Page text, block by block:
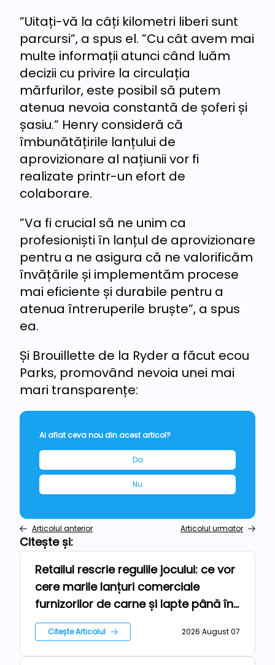
”Uitați-vă la câți kilometri liberi sunt
parcursi”, a spus el. ”Cu cât avem mai
multe informații atunci când luăm
decizii cu privire la circulația
mărfurilor, este posibil să putem
atenua nevoia constantă de șoferi și
șasiu.” Henry consideră că
îmbunătățirile lanțului de
aprovizionare al națiunii vor fi
realizate printr-un efort de
colaborare.
”Va fi crucial să ne unim ca
profesioniști în lanțul de aprovizionare
pentru a ne asigura că ne valorificăm
învățările și implementăm procese
mai eficiente și durabile pentru a
atenua întreruperile bruște”, a spus
ea.
Și Brouillette de la Ryder a făcut ecou
Parks, promovând nevoia unei mai
mari transparențe:
Ai aflat ceva nou din acest articol?
Da
Nu
Articolul anterior Articolul urmator
Citește și:
Repere
Retailul rescrie regulile jocului: ce vor
cere marile lanțuri comerciale
furnizorilor de carne și lapte până în
2030
Citește Articolul 2026 August 07